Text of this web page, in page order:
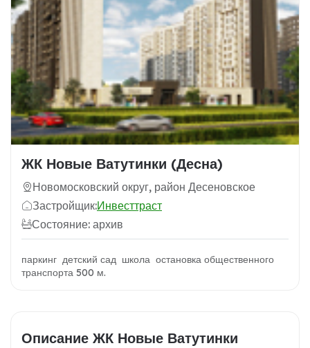
ЖК Новые Ватутинки (Десна)
Новомосковский округ, район Десеновское
Застройщик:Инвесттраст
Состояние: архив
паркинг детский сад школа остановка общественного
транспорта 500 м.
Описание ЖК Новые Ватутинки